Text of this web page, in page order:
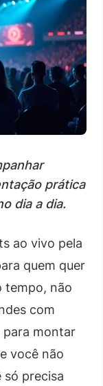
prática
dia a dia.
ao vivo pela
quem quer
tempo, não
com
montar
você não
só precisa